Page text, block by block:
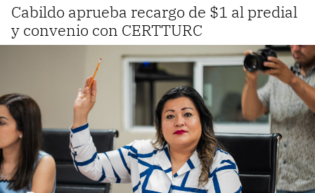
Cabildo aprueba recargo de $1 al predial
y convenio con CERTTURC